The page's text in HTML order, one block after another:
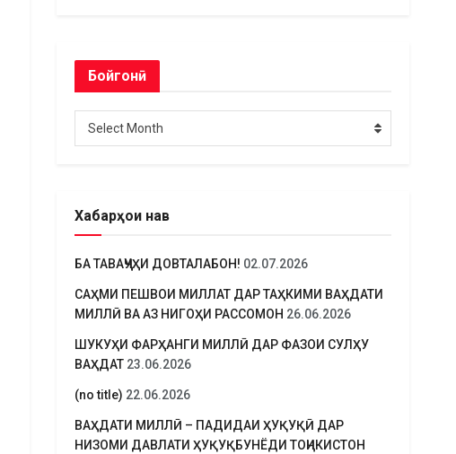
Бойгонӣ
Select Month
Хабарҳои нав
БА ТАВАҶҶУҲИ ДОВТАЛАБОН! 02.07.2026
САҲМИ ПЕШВОИ МИЛЛАТ ДАР ТАҲКИМИ ВАҲДАТИ
МИЛЛӢ ВА АЗ НИГОҲИ РАССОМОН 26.06.2026
ШУКУҲИ ФАРҲАНГИ МИЛЛӢ ДАР ФАЗОИ СУЛҲУ
ВАҲДАТ 23.06.2026
(no title) 22.06.2026
ВАҲДАТИ МИЛЛӢ – ПАДИДАИ ҲУҚУҚӢ ДАР
НИЗОМИ ДАВЛАТИ ҲУҚУҚБУНЁДИ ТОҶИКИСТОН